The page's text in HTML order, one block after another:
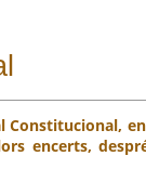
Constitucional,
encerts,